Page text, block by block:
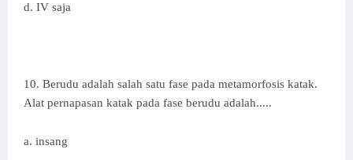
d. IV saja
10. Berudu adalah salah satu fase pada metamorfosis katak.
Alat pernapasan katak pada fase berudu adalah.....
a. insang